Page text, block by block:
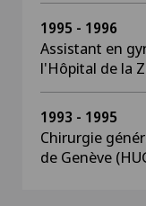
1995 - 1996
Assistant en
l'Hôpital de la
1993 - 1995
Chirurgie
de Genève